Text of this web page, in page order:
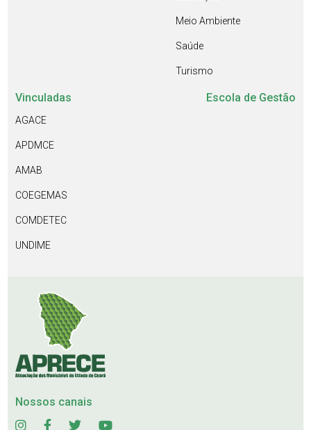
Meio Ambiente
Saúde
Turismo
Vinculadas
AGACE
APDMCE
AMAB
COEGEMAS
COMDETEC
UNDIME
Escola de Gestão
Nossos canais